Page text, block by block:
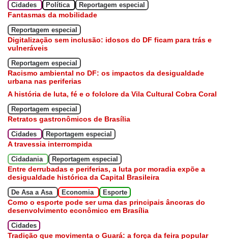
Cidades Política Reportagem especial
Fantasmas da mobilidade
Reportagem especial
Digitalização sem inclusão: idosos do DF ficam para trás e
vulneráveis
Reportagem especial
Racismo ambiental no DF: os impactos da desigualdade
urbana nas periferias
A história de luta, fé e o folclore da Vila Cultural Cobra Coral
Reportagem especial
Retratos gastronômicos de Brasília
Cidades Reportagem especial
A travessia interrompida
Cidadania Reportagem especial
Entre derrubadas e periferias, a luta por moradia expõe a
desigualdade histórica da Capital Brasileira
De Asa a Asa Economia Esporte
Como o esporte pode ser uma das principais âncoras do
desenvolvimento econômico em Brasília
Cidades
Tradição que movimenta o Guará: a força da feira popular